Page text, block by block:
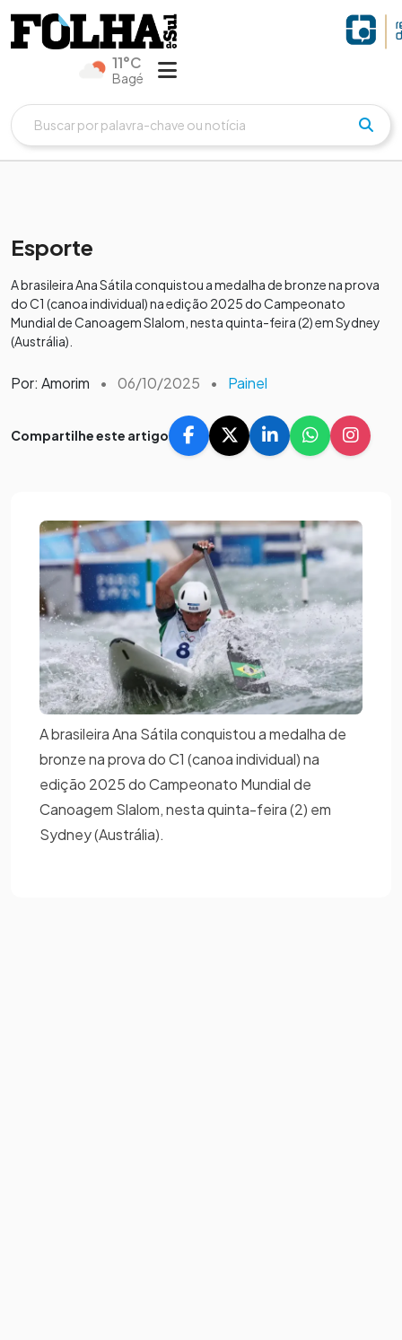
11°C
Bagé
Esporte
A brasileira Ana Sátila conquistou a medalha de bronze na prova
do C1 (canoa individual) na edição 2025 do Campeonato
Mundial de Canoagem Slalom, nesta quinta-feira (2) em Sydney
(Austrália).
Por: Amorim • 06/10/2025 • Painel
Compartilhe este artigo
A brasileira Ana Sátila conquistou a medalha de
bronze na prova do C1 (canoa individual) na
edição 2025 do Campeonato Mundial de
Canoagem Slalom, nesta quinta-feira (2) em
Sydney (Austrália).